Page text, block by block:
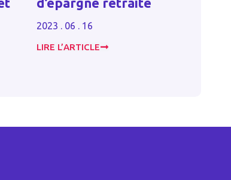
étant déjà retraité
2024 . 10 . 30
LIRE L’ARTICLE